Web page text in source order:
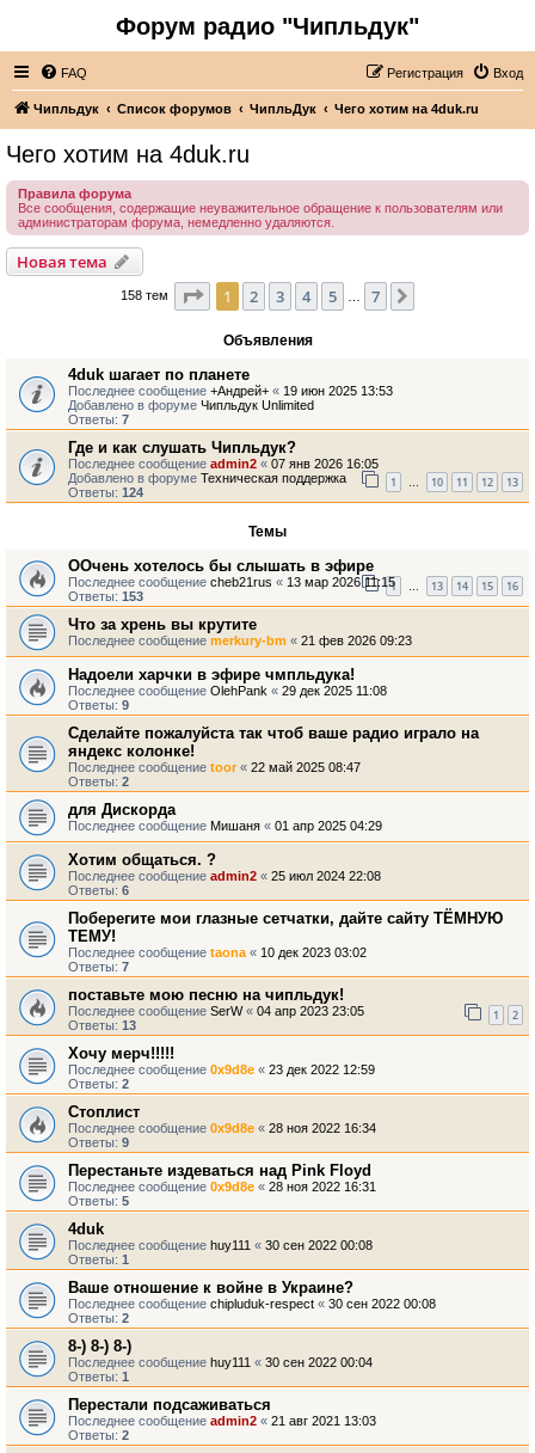
Форум радио "Чипльдук"
FAQ Вход
Регистрация
Чипльдук Список форумов ЧипльДук Чего хотим на 4duk.ru
Чего хотим на 4duk.ru
Правила форума
Все сообщения, содержащие неуважительное обращение к пользователям или
администраторам форума, немедленно удаляются.
Новая тема
158 тем Страница из
1 2 3 4 5 7
Объявления
4duk шагает по планете
Последнее сообщение +Андрей+ « 19 июн 2025 13:53
Добавлено в форуме Чипльдук Unlimited
Ответы: 7
Где и как слушать Чипльдук?
Последнее сообщение admin2 « 07 янв 2026 16:05
Добавлено в форуме Техническая поддержка
Ответы: 124
1 … 10 11 12 13
Темы
ООчень хотелось бы слышать в эфире
Последнее сообщение cheb21rus « 13 мар 2026 11:15
Ответы: 153
1 … 13 14 15 16
Что за хрень вы крутите
Последнее сообщение merkury-bm « 21 фев 2026 09:23
Надоели харчки в эфире чмпльдука!
Последнее сообщение OlehPank « 29 дек 2025 11:08
Ответы: 9
Сделайте пожалуйста так чтоб ваше радио играло на
яндекс колонке!
Последнее сообщение toor « 22 май 2025 08:47
Ответы: 2
для Дискорда
Последнее сообщение Мишаня « 01 апр 2025 04:29
Хотим общаться. ?
Последнее сообщение admin2 « 25 июл 2024 22:08
Ответы: 6
Поберегите мои глазные сетчатки, дайте сайту ТЁМНУЮ
ТЕМУ!
Последнее сообщение taona « 10 дек 2023 03:02
Ответы: 7
поставьте мою песню на чипльдук!
Последнее сообщение SerW« 04 апр 2023 23:05
Ответы: 13
1 2
Хочу мерч!!!!!
Последнее сообщение 0x9d8e « 23 дек 2022 12:59
Ответы: 2
Стоплист
Последнее сообщение 0x9d8e « 28 ноя 2022 16:34
Ответы: 9
Перестаньте издеваться над Pink Floyd
Последнее сообщение 0x9d8e « 28 ноя 2022 16:31
Ответы: 5
4duk
Последнее сообщение huy111 « 30 сен 2022 00:08
Ответы: 1
Ваше отношение к войне в Украине?
Последнее сообщение chipluduk-respect « 30 сен 2022 00:08
Ответы: 2
8-) 8-) 8-)
Последнее сообщение huy111 « 30 сен 2022 00:04
Ответы: 1
Перестали подсаживаться
Последнее сообщение admin2 « 21 авг 2021 13:03
Ответы: 2